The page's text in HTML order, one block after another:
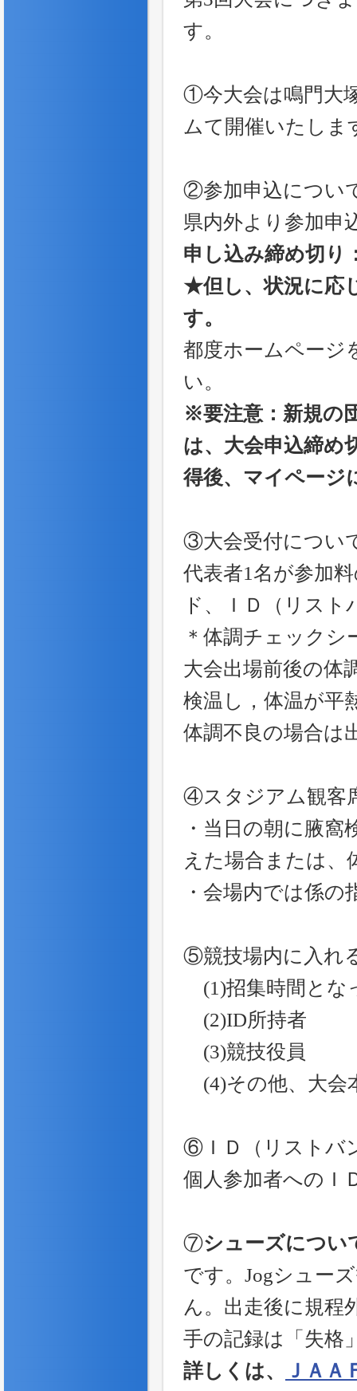
す。
①今大会は鳴門大
ムて開催いたしま
②参加申込につい
県内外より参加申
申し込み締め切り
★但し、状況に応
す。
都度ホームページ
い。
※要注意：新規の
は、大会申込締め
得後、マイページ
③大会受付につい
代表者1名が参加
ド、ＩＤ（リス
＊体調チェック
大会出場前後の体
検温し，体温が平
体調不良の場合は
④スタジアム観客
・当日の朝に腋
えた場合または、
・会場内では係
⑤競技場内に入れ
(1)招集時間とな
(2)ID所持者
(3)競技役員
(4)その他、大会
⑥ＩＤ（リストバ
個人参加者へのＩ
⑦シューズについ
です。Jogシュー
ん。出走後に規程
手の記録は「失格
詳しくは、
ＪＡＡ